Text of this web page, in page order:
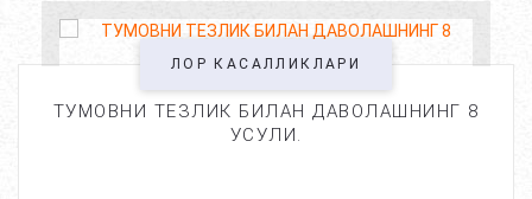
ЛОР КАСАЛЛИКЛАРИ
ТУМОВНИ ТЕЗЛИК БИЛАН ДАВОЛАШНИНГ 8
УСУЛИ.